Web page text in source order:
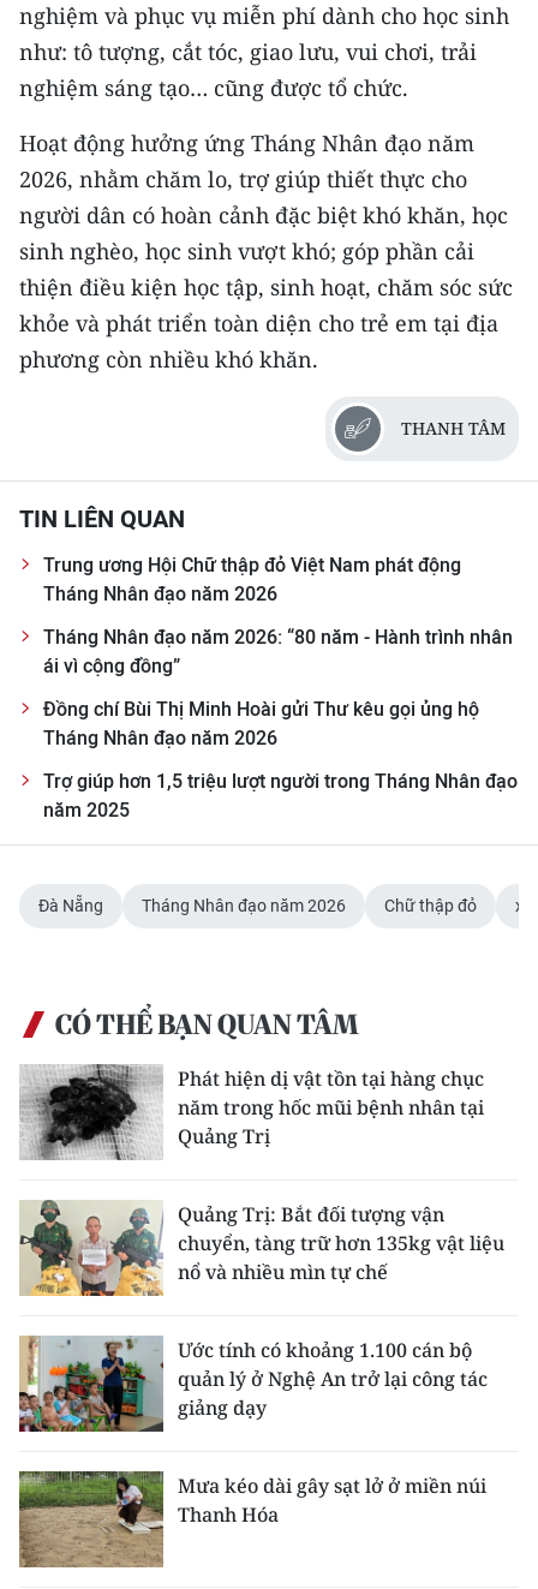
CHUYÊN ĐỀ
CÁC CHUYÊN TRANG
VỀ BÁO NHÂN DÂN
THỜI NAY
NHÂN DÂN CUỐI TUẦN
NHÂN DÂN HẰNG THÁNG
ENGLISH
中文
FRANÇAIS
РУССКИЙ
한국어
nghiệm và phục vụ miễn phí dành cho học sinh
như: tô tượng, cắt tóc, giao lưu, vui chơi, trải
nghiệm sáng tạo… cũng được tổ chức.
Hoạt động hưởng ứng Tháng Nhân đạo năm
2026, nhằm chăm lo, trợ giúp thiết thực cho
người dân có hoàn cảnh đặc biệt khó khăn, học
sinh nghèo, học sinh vượt khó; góp phần cải
thiện điều kiện học tập, sinh hoạt, chăm sóc sức
khỏe và phát triển toàn diện cho trẻ em tại địa
phương còn nhiều khó khăn.
THANH TÂM
TIN LIÊN QUAN
Trung ương Hội Chữ thập đỏ Việt Nam phát động
Tháng Nhân đạo năm 2026
Tháng Nhân đạo năm 2026: “80 năm - Hành trình nhân
ái vì cộng đồng”
Đồng chí Bùi Thị Minh Hoài gửi Thư kêu gọi ủng hộ
Tháng Nhân đạo năm 2026
Trợ giúp hơn 1,5 triệu lượt người trong Tháng Nhân đạo
năm 2025
Đà Nẵng Tháng Nhân đạo năm 2026 Chữ thập đỏ xã
CÓ THỂ BẠN QUAN TÂM
Phát hiện dị vật tồn tại hàng chục
năm trong hốc mũi bệnh nhân tại
Quảng Trị
Quảng Trị: Bắt đối tượng vận
chuyển, tàng trữ hơn 135kg vật liệu
nổ và nhiều mìn tự chế
Ước tính có khoảng 1.100 cán bộ
quản lý ở Nghệ An trở lại công tác
giảng dạy
Mưa kéo dài gây sạt lở ở miền núi
Thanh Hóa